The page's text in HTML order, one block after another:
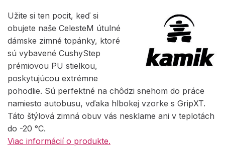
Užite si ten pocit, keď si
obujete naše CelesteM útulné
dámske zimné topánky, ktoré
sú vybavené CushyStep
prémiovou PU stielkou,
poskytujúcou extrémne
pohodlie. Sú perfektné na chôdzi snehom do práce
namiesto autobusu, vďaka hlbokej vzorke s GripXT.
Táto štýlová zimná obuv vás nesklame ani v teplotách
do -20 °C.
Viac informácií o produkte.